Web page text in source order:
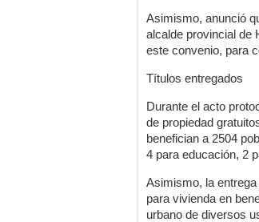
Asimismo, anunció
alcalde provincial de
este convenio, para
Títulos entregados
Durante el acto
de propiedad
benefician a 2504
4 para educación, 2
Asimismo, la
para vivienda en
urbano de diversos